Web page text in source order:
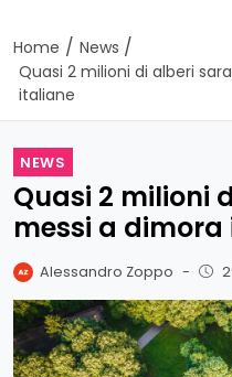
Home / News /
Quasi 2 milioni di alberi
italiane
NEWS
Quasi 2 milioni
messi a dimora
Alessandro Zoppo -